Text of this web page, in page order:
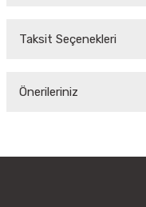
Taksit Seçenekleri
Önerileriniz
iletebilirsiniz.